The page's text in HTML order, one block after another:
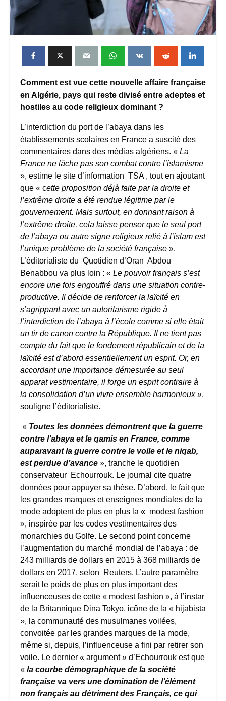
Comment est vue cette nouvelle affaire française
en Algérie, pays qui reste divisé entre adeptes et
hostiles au code religieux dominant ?
L’interdiction du port de l’abaya dans les
établissements scolaires en France a suscité des
commentaires dans des médias algériens. « La
France ne lâche pas son combat contre l’islamisme
», estime le site d’information TSA , tout en ajoutant
que « cette proposition déjà faite par la droite et
l’extrême droite a été rendue légitime par le
gouvernement. Mais surtout, en donnant raison à
l’extrême droite, cela laisse penser que le seul port
de l’abaya ou autre signe religieux relié à l’islam est
l’unique problème de la société française ».
L’éditorialiste du Quotidien d’Oran Abdou
Benabbou va plus loin : « Le pouvoir français s’est
encore une fois engouffré dans une situation contre-
productive. Il décide de renforcer la laïcité en
s’agrippant avec un autoritarisme rigide à
l’interdiction de l’abaya à l’école comme si elle était
un tir de canon contre la République. Il ne tient pas
compte du fait que le fondement républicain et de la
laïcité est d’abord essentiellement un esprit. Or, en
accordant une importance démesurée au seul
apparat vestimentaire, il forge un esprit contraire à
la consolidation d’un vivre ensemble harmonieux»,
souligne l’éditorialiste.
« Toutes les données démontrent que la guerre
contre l’abaya et le qamis en France, comme
auparavant la guerre contre le voile et le niqab,
est perdue d’avance », tranche le quotidien
conservateur Echourrouk. Le journal cite quatre
données pour appuyer sa thèse. D’abord, le fait que
les grandes marques et enseignes mondiales de la
mode adoptent de plus en plus la « modest fashion
», inspirée par les codes vestimentaires des
monarchies du Golfe. Le second point concerne
l’augmentation du marché mondial de l’abaya : de
243 milliards de dollars en 2015 à 368 milliards de
dollars en 2017, selon Reuters. L’autre paramètre
serait le poids de plus en plus important des
influenceuses de cette « modest fashion », à l’instar
de la Britannique Dina Tokyo, icône de la « hijabista
», la communauté des musulmanes voilées,
convoitée par les grandes marques de la mode,
même si, depuis, l’influenceuse a fini par retirer son
voile. Le dernier « argument » d’Echourrouk est que
« la courbe démographique de la société
française va vers une domination de l’élément
non français au détriment des Français, ce qui